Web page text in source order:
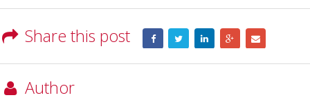
Share this post
Author